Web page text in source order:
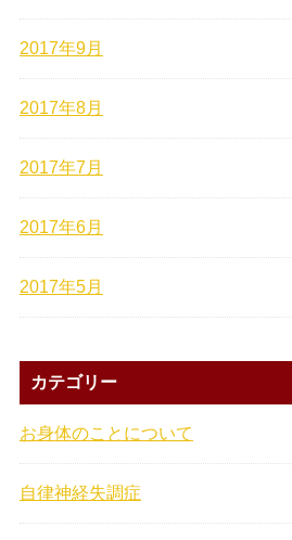
2017年9月
2017年8月
2017年7月
2017年6月
2017年5月
カテゴリー
お身体のことについて
自律神経失調症